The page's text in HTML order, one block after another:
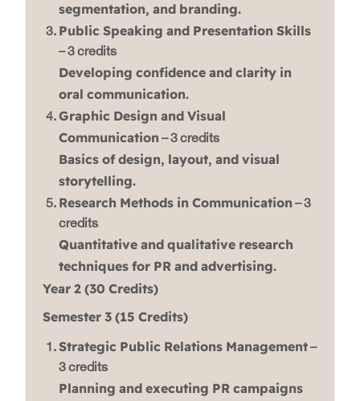
segmentation, and branding.
Public Speaking and Presentation Skills
– 3 credits
Developing confidence and clarity in
oral communication.
Graphic Design and Visual
Communication – 3 credits
Basics of design, layout, and visual
storytelling.
Research Methods in Communication – 3
credits
Quantitative and qualitative research
techniques for PR and advertising.
Year 2 (30 Credits)
Semester 3 (15 Credits)
Strategic Public Relations Management–
3 credits
Planning and executing PR campaigns